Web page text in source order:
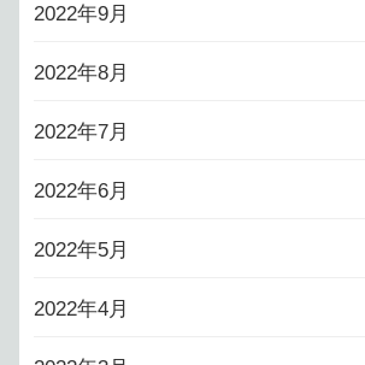
2022年9月
2022年8月
2022年7月
2022年6月
2022年5月
2022年4月